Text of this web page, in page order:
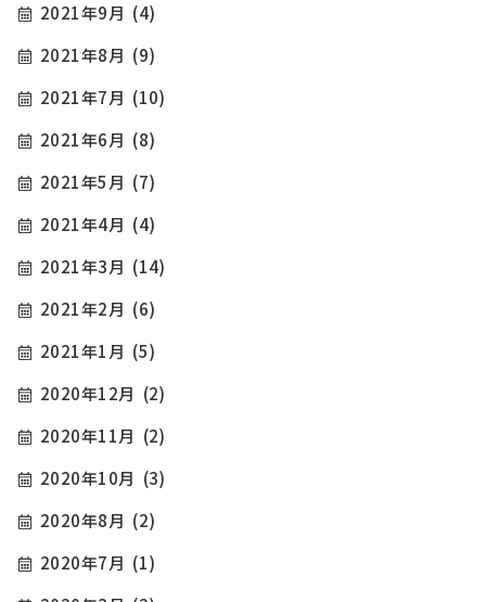
2021年9月 (4)
2021年8月 (9)
2021年7月 (10)
2021年6月 (8)
2021年5月 (7)
2021年4月 (4)
2021年3月 (14)
2021年2月 (6)
2021年1月 (5)
2020年12月 (2)
2020年11月 (2)
2020年10月 (3)
2020年8月 (2)
2020年7月 (1)